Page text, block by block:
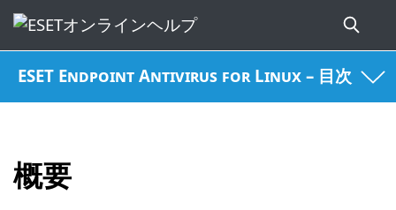
ESET Endpoint Antivirus for Linux – 目次
概要